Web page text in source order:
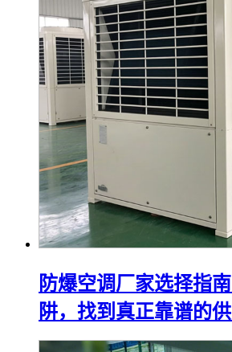
防爆空调厂家选择指
阱，找到真正靠谱的供